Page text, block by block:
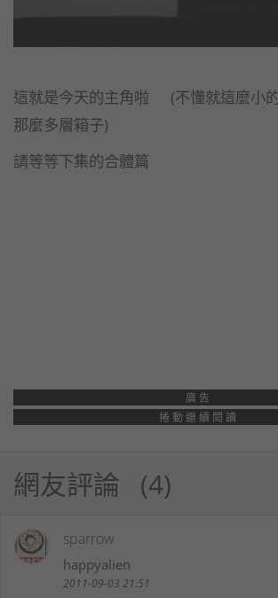
這就是今天的主角啦 (不懂就這麼小
那麼多層箱子)
請等等下集的合體篇
廣告
捲動繼續閱讀
網友評論 4
sparrow
happyalien
2011-09-03 21:51